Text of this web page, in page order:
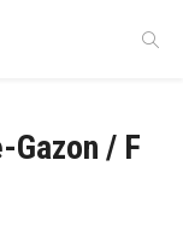
Gazon / F